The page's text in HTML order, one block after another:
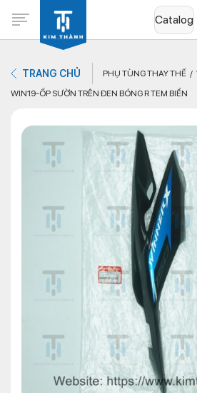
Catalog
Không có sản phẩm nào
TRANG CHỦ PHỤ TÙNG THAY THẾ
WIN19-ỐP SƯỜN TRÊN ĐEN BÓNG R TEM BIỂN